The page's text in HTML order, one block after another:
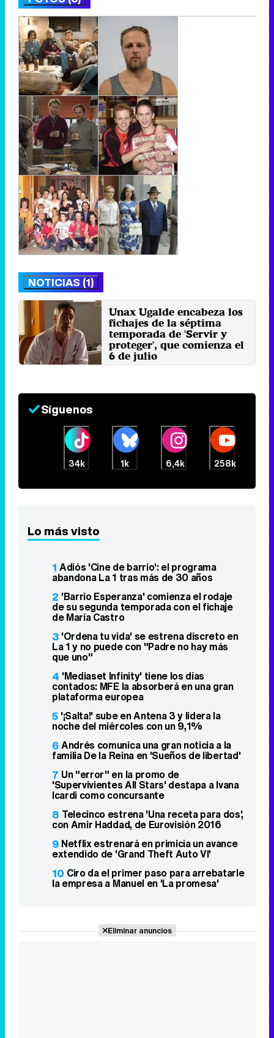
NOTICIAS (1)
Unax Ugalde encabeza los
fichajes de la séptima
temporada de 'Servir y
proteger', que comienza el
6 de julio
Lunes 4 Julio 2022 17:32
Síguenos
34k 1k 6,4k 258k
Lo más visto
1 Adiós 'Cine de barrio': el programa
abandona La 1 tras más de 30 años
2 'Barrio Esperanza' comienza el rodaje
de su segunda temporada con el fichaje
de María Castro
3 'Ordena tu vida' se estrena discreto en
La 1 y no puede con "Padre no hay más
que uno"
4 'Mediaset Infinity' tiene los días
contados: MFE la absorberá en una gran
plataforma europea
5 '¡Salta!' sube en Antena 3 y lidera la
noche del miércoles con un 9,1%
6Andrés comunica una gran noticia a la
familia De la Reina en 'Sueños de libertad'
7 Un "error" en la promo de
'Supervivientes All Stars' destapa a Ivana
Icardi como concursante
8 Telecinco estrena 'Una receta para dos',
con Amir Haddad, de Eurovisión 2016
9 Netflix estrenará en primicia un avance
extendido de 'Grand Theft Auto VI'
10 Ciro da el primer paso para arrebatarle
la empresa a Manuel en 'La promesa'
Eliminar anuncios